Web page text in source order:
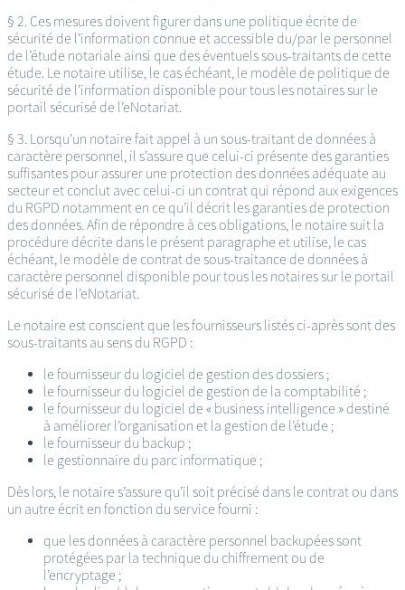
§ 2. Ces mesures doivent figurer dans une politique écrite de
sécurité de l’information connue et accessible du/par le personnel
de l’étude notariale ainsi que des éventuels sous-traitants de cette
étude. Le notaire utilise, le cas échéant, le modèle de politique de
sécurité de l’information disponible pour tous les notaires sur le
portail sécurisé de l’eNotariat.
§ 3. Lorsqu’un notaire fait appel à un sous-traitant de données à
caractère personnel, il s’assure que celui-ci présente des garanties
suffisantes pour assurer une protection des données adéquate au
secteur et conclut avec celui-ci un contrat qui répond aux exigences
du RGPD notamment en ce qu’il décrit les garanties de protection
des données. Afin de répondre à ces obligations, le notaire suit la
procédure décrite dans le présent paragraphe et utilise, le cas
échéant, le modèle de contrat de sous-traitance de données à
caractère personnel disponible pour tous les notaires sur le portail
sécurisé de l’eNotariat.
Le notaire est conscient que les fournisseurs listés ci-après sont des
sous-traitants au sens du RGPD :
le fournisseur du logiciel de gestion des dossiers ;
le fournisseur du logiciel de gestion de la comptabilité ;
le fournisseur du logiciel de « business intelligence » destiné
à améliorer l’organisation et la gestion de l’étude ;
le fournisseur du backup ;
le gestionnaire du parc informatique ;
Dès lors, le notaire s’assure qu’il soit précisé dans le contrat ou dans
un autre écrit en fonction du service fourni :
que les données à caractère personnel backupées sont
protégées par la technique du chiffrement ou de
l’encryptage ;